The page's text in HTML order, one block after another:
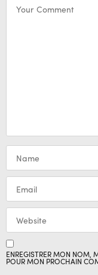
ENREGISTRER MON NOM,
POUR MON PROCHAIN